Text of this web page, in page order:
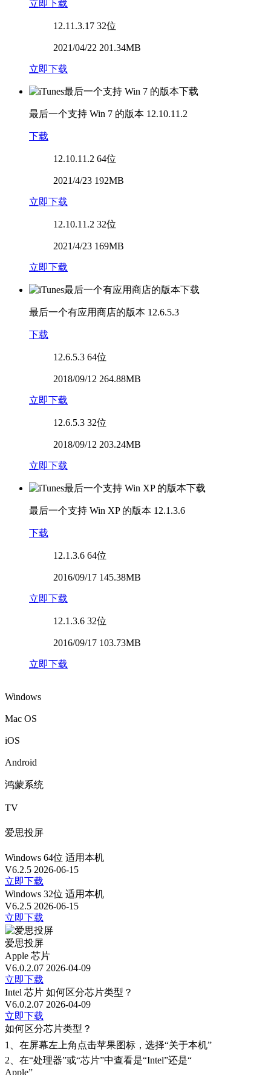
立即下载
12.11.3.17 32位
2021/04/22 201.34MB
立即下载
最后一个支持 Win 7 的版本 12.10.11.2
下载
12.10.11.2 64位
2021/4/23 192MB
立即下载
12.10.11.2 32位
2021/4/23 169MB
立即下载
最后一个有应用商店的版本 12.6.5.3
下载
12.6.5.3 64位
2018/09/12 264.88MB
立即下载
12.6.5.3 32位
2018/09/12 203.24MB
立即下载
最后一个支持 Win XP 的版本 12.1.3.6
下载
12.1.3.6 64位
2016/09/17 145.38MB
立即下载
12.1.3.6 32位
2016/09/17 103.73MB
立即下载
Windows
Mac OS
iOS
Android
鸿蒙系统
TV
爱思投屏
Windows 64位 适用本机
V6.2.5 2026-06-15
立即下载
Windows 32位 适用本机
V6.2.5 2026-06-15
立即下载
爱思投屏
Apple 芯片
V6.0.2.07 2026-04-09
立即下载
Intel 芯片 如何区分芯片类型？
V6.0.2.07 2026-04-09
立即下载
如何区分芯片类型？
1、 在屏幕左上角点击苹果图标，选择“关于本机”
2、 在“处理器”或“芯片”中查看是“Intel”还是“
Apple”